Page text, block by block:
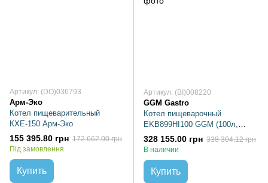
Артикул: (DO)036793
Арм-Эко
Котел пищеварительный
КХЕ-150 Арм-Эко
155 395.80 грн 172 662.00 грн
Під замовлення
Купить
Артикул: (BI)008220
GGM Gastro
Котел пищеварочный
EKB899HI100 GGM (100л,
электрический)
328 155.00 грн 338 304.12 грн
В наличии
Купить